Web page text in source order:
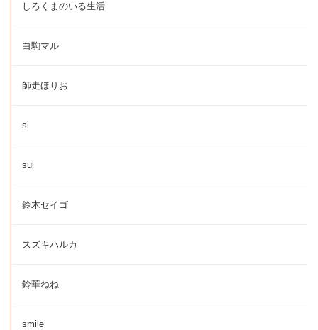
しろくまのいる生活
白駒マル
師走ほりお
si
sui
鈴木セイゴ
スズキハルカ
鈴華ねね
smile